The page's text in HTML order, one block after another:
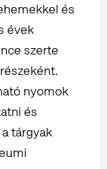
és
évek
szerte
nyomok
és
tárgyak